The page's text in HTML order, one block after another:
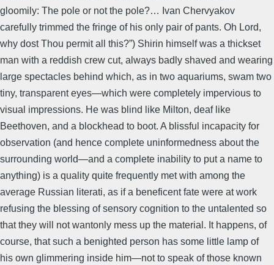
gloomily: The pole or not the pole?… Ivan Chervyakov
carefully trimmed the fringe of his only pair of pants. Oh Lord,
why dost Thou permit all this?”) Shirin himself was a thickset
man with a reddish crew cut, always badly shaved and wearing
large spectacles behind which, as in two aquariums, swam two
tiny, transparent eyes—which were completely impervious to
visual impressions. He was blind like Milton, deaf like
Beethoven, and a blockhead to boot. A blissful incapacity for
observation (and hence complete uninformedness about the
surrounding world—and a complete inability to put a name to
anything) is a quality quite frequently met with among the
average Russian literati, as if a beneficent fate were at work
refusing the blessing of sensory cognition to the untalented so
that they will not wantonly mess up the material. It happens, of
course, that such a benighted person has some little lamp of
his own glimmering inside him—not to speak of those known